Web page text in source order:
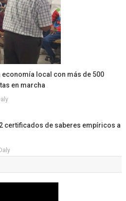
economía local con más de 500
en marcha
certificados de saberes empíricos a